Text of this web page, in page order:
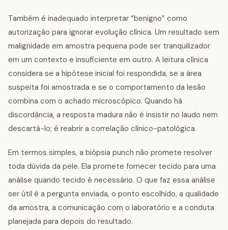
Também é inadequado interpretar “benigno” como
autorização para ignorar evolução clínica. Um resultado sem
malignidade em amostra pequena pode ser tranquilizador
em um contexto e insuficiente em outro. A leitura clínica
considera se a hipótese inicial foi respondida, se a área
suspeita foi amostrada e se o comportamento da lesão
combina com o achado microscópico. Quando há
discordância, a resposta madura não é insistir no laudo nem
descartá-lo; é reabrir a correlação clínico-patológica.
Em termos simples, a biópsia punch não promete resolver
toda dúvida da pele. Ela promete fornecer tecido para uma
análise quando tecido é necessário. O que faz essa análise
ser útil é a pergunta enviada, o ponto escolhido, a qualidade
da amostra, a comunicação com o laboratório e a conduta
planejada para depois do resultado.